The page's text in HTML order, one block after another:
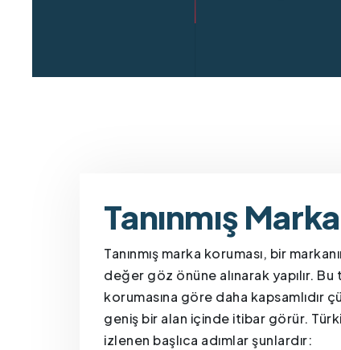
Tanınmış
Tanınmış marka koruması, bir
değer göz önüne alınarak yapılır. Bu
korumasına göre daha kapsamlıdır
geniş bir alan içinde itibar görür.
izlenen başlıca adımlar şunlardır: